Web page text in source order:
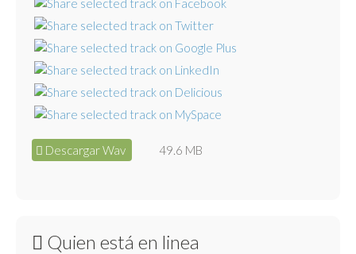
Descargar Wav 49.6 MB
Quien está en linea